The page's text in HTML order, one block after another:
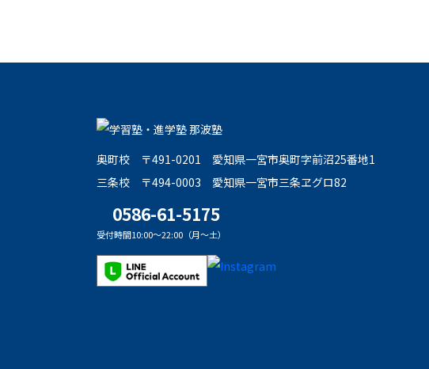
奥町校 〒491-0201 愛知県一宮市奥町字前沼25番地1
三条校 〒494-0003 愛知県一宮市三条ヱグロ82
0586-61-5175
受付時間10:00～22:00（月～土）